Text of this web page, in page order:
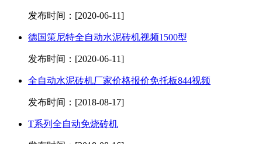
发布时间：[2020-06-11]
德国策尼特全自动水泥砖机视频1500型
发布时间：[2020-06-11]
全自动水泥砖机厂家价格报价免托板844视频
发布时间：[2018-08-17]
T系列全自动免烧砖机